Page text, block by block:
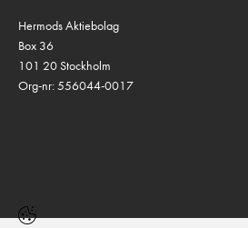
Hermods Aktiebolag
Box 36
101 20 Stockholm
Org-nr: 556044-0017